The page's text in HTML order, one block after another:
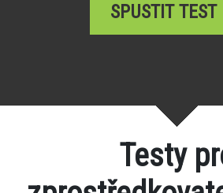
SPUSTIT TEST
Testy